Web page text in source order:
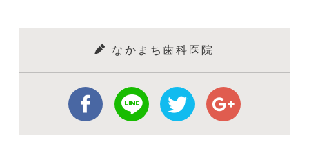
なかまち⻭科医院